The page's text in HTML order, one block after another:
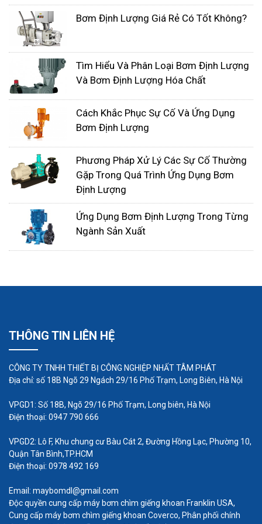
chất lỏng từ điểm này sang điểm khác.
Chúng tôi sản xuất máy bơm công nghiệp chất
lượng cao được thiết kế đặc biệt cho mục đích
xuất khẩu. Máy bơm của chúng tôi được đánh giá
nghiệp là yêu cầu đầu tiên trong tất cả các ngành
công nghiệp có nhu cầu chuyển chất lỏng. Ireland,
Pháp, Vương quốc Anh, Đức, Thụy Điển, Ý, Thụy Sĩ,
Bỉ, Tây Ban Nha và nhiều nước Châu Âu khác có
bơm công nghiệp.
Bơm Định Lượng Giá Rẻ Có Tốt Không?
Tìm Hiểu Và Phân Loại Bơm Định Lượng
Và Bơm Định Lượng Hóa Chất
Cách Khắc Phục Sự Cố Và Ứng Dụng
Bơm Định Lượng
Phương Pháp Xử Lý Các Sự Cố Thường
Gặp Trong Quá Trình Ứng Dụng Bơm
Định Lượng
Ứng Dụng Bơm Định Lượng Trong Từng
Ngành Sản Xuất
THÔNG TIN LIÊN HỆ
CÔNG TY TNHH THIẾT BỊ CÔNG NGHIỆP NHẤT TÂM PHÁT
Địa chỉ: số 18B Ngõ 29 Ngách 29/16 Phố Trạm, Long Biên, Hà Nội
VPGD1: Số 18B, Ngõ 29/16 Phố Trạm, Long biên, Hà Nội
Điện thoại: 0947 790 666
VPGD2: Lô F, Khu chung cư Bàu Cát 2, Đường Hồng Lạc, Phường 10,
Quận Tân Bình,TP.HCM
Điện thoại: 0978 492 169
Email: maybomdl@gmail.com
Độc quyền cung cấp máy bơm chìm giếng khoan Franklin USA,
Cung cấp máy bơm chìm giếng khoan Coverco, Phân phối chính